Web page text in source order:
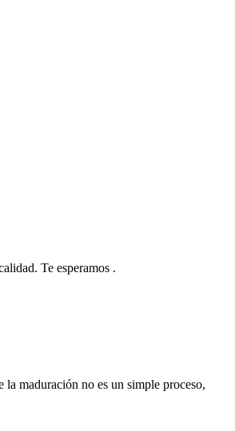
Te esperamos .
la maduración no es un simple proceso,